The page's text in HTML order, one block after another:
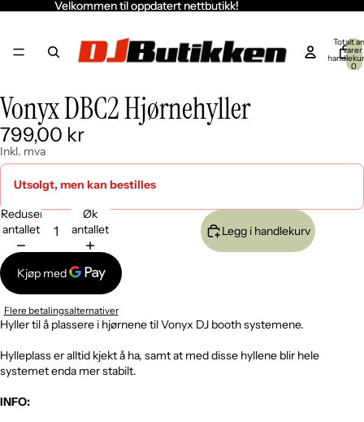
Velkommen til oppdatert nettbutikk!
Velkommen til oppdatert nettbutikk!
Totalt
varer
0
Åpne
bildet
i
fullskjerm
Åpne
bildet
i
fullskjerm
Åpne
bildet
i
fullskjerm
Vonyx DBC2 Hjørnehyller
799,00 kr
Inkl. mva
Utsolgt, men kan bestilles
Reduser
antallet
Øk
antallet
Legg i handlekurv
Flere betalingsalternativer
Hyller til å plassere i hjørnene til Vonyx DJ booth systemene.
Hylleplass er alltid kjekt å ha, samt at med disse hyllene blir hele
systemet enda mer stabilt.
INFO: